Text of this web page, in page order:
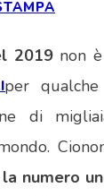
2019non è
di
numero